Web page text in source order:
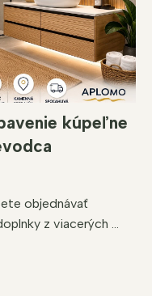
kúpeľne
objednávať
z viacerých ...